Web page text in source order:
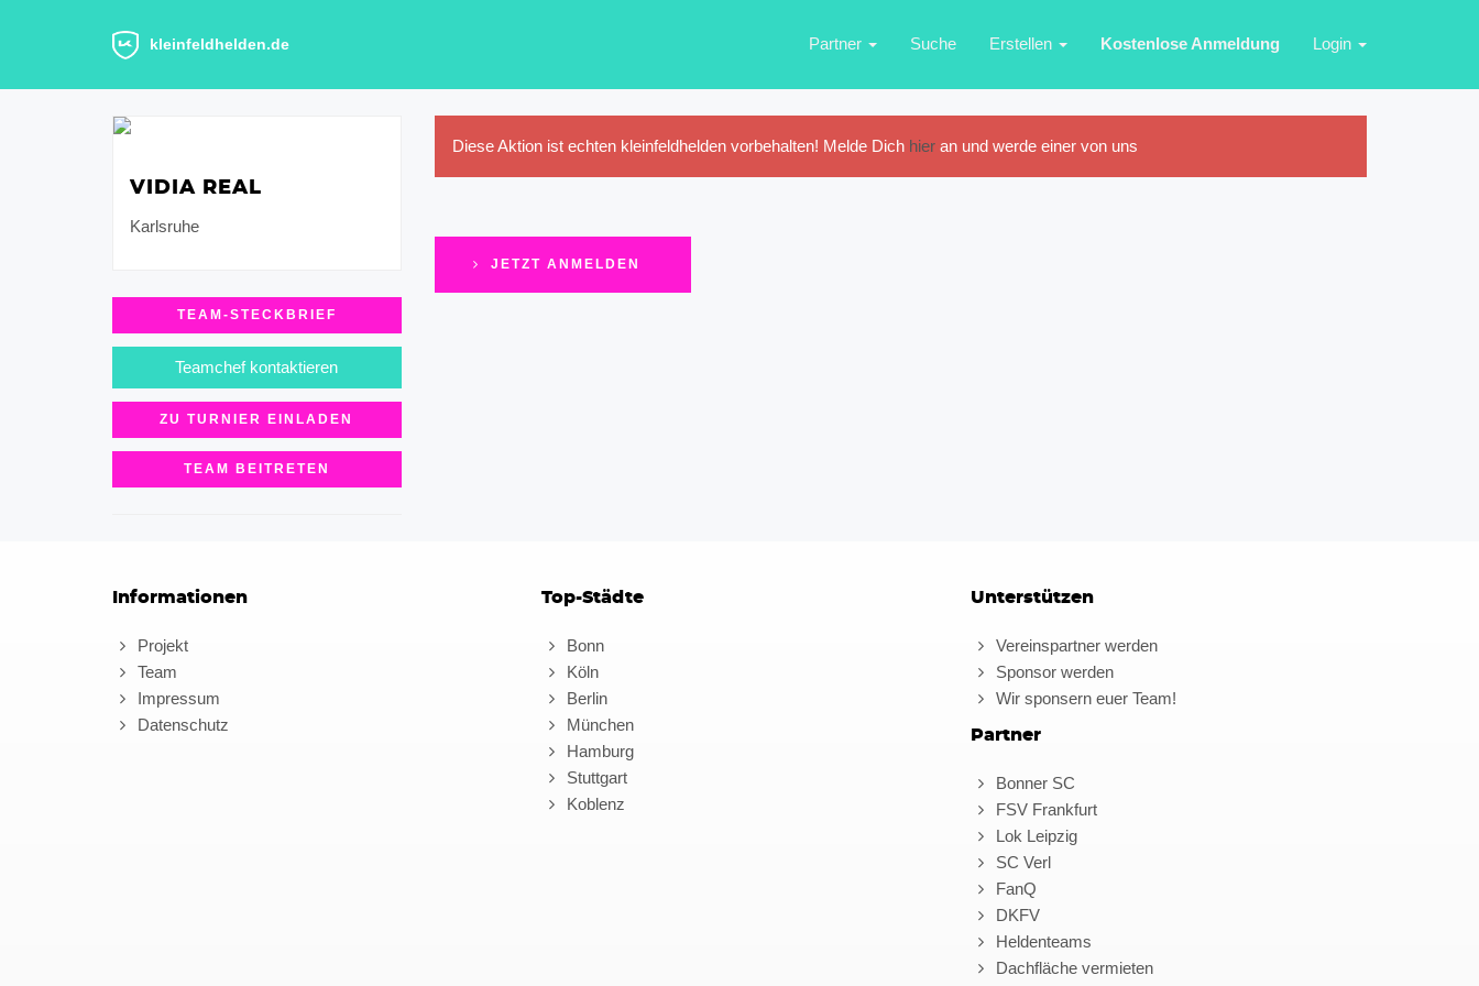
kleinfeldhelden.de Partner Suche Erstellen Kostenlose Anmeldung Login
VIDIA REAL
Karlsruhe
TEAM-STECKBRIEF
Teamchef kontaktieren
ZU TURNIER EINLADEN
TEAM BEITRETEN
Diese Aktion ist echten kleinfeldhelden vorbehalten! Melde Dich hieran und werde einer von uns
JETZT ANMELDEN
Informationen
Projekt
Team
Impressum
Datenschutz
Top-Städte
Bonn
Köln
Berlin
München
Hamburg
Stuttgart
Koblenz
Unterstützen
Vereinspartner werden
Sponsor werden
Wir sponsern euer Team!
Partner
Bonner SC
FSV Frankfurt
Lok Leipzig
SC Verl
FanQ
DKFV
Heldenteams
Dachfläche vermieten